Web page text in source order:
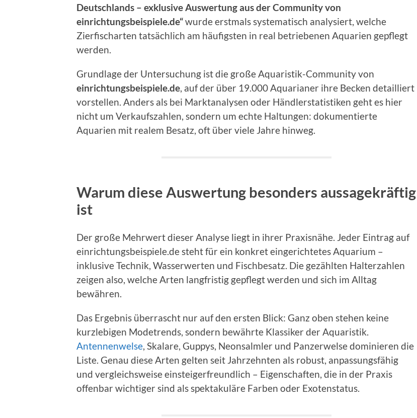
Deutschlands – exklusive Auswertung aus der Community von
einrichtungsbeispiele.de“wurde erstmals systematisch analysiert, welche
Zierfischarten tatsächlich am häufigsten in real betriebenen Aquarien gepflegt
werden.
Grundlage der Untersuchung ist die große Aquaristik-Community von
einrichtungsbeispiele.de, auf der über 19.000 Aquarianer ihre Becken detailliert
vorstellen. Anders als bei Marktanalysen oder Händlerstatistiken geht es hier
nicht um Verkaufszahlen, sondern um echte Haltungen: dokumentierte
Aquarien mit realem Besatz, oft über viele Jahre hinweg.
Warum diese Auswertung besonders aussagekräftig
ist
Der große Mehrwert dieser Analyse liegt in ihrer Praxisnähe. Jeder Eintrag auf
einrichtungsbeispiele.de steht für ein konkret eingerichtetes Aquarium –
inklusive Technik, Wasserwerten und Fischbesatz. Die gezählten Halterzahlen
zeigen also, welche Arten langfristig gepflegt werden und sich im Alltag
bewähren.
Das Ergebnis überrascht nur auf den ersten Blick: Ganz oben stehen keine
kurzlebigen Modetrends, sondern bewährte Klassiker der Aquaristik.
Antennenwelse, Skalare, Guppys, Neonsalmler und Panzerwelse dominieren die
Liste. Genau diese Arten gelten seit Jahrzehnten als robust, anpassungsfähig
und vergleichsweise einsteigerfreundlich – Eigenschaften, die in der Praxis
offenbar wichtiger sind als spektakuläre Farben oder Exotenstatus.